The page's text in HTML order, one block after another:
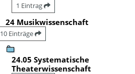
1 Eintrag
24 Musikwissenschaft
10 Einträge
24.05 Systematische
Theaterwissenschaft